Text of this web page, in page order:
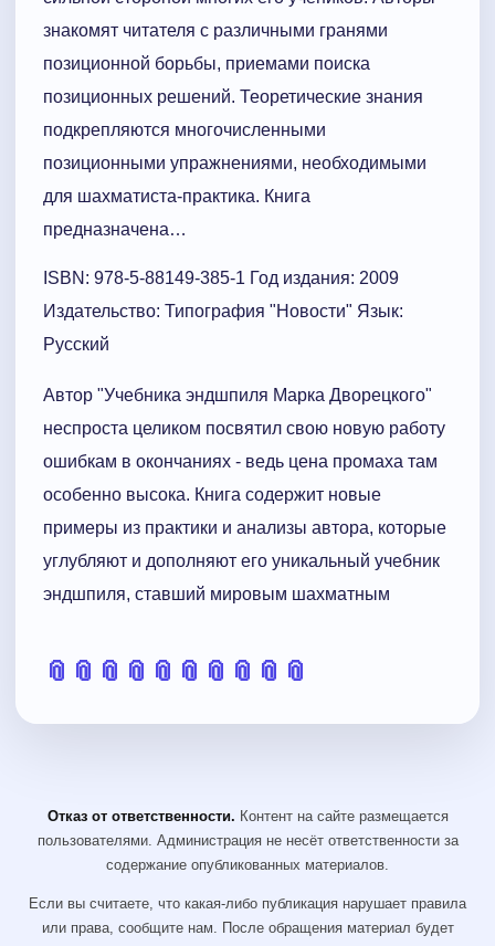
знакомят читателя с различными гранями
позиционной борьбы, приемами поиска
позиционных решений. Теоретические знания
подкрепляются многочисленными
позиционными упражнениями, необходимыми
для шахматиста-практика. Книга
предназначена…
ISBN: 978-5-88149-385-1 Год издания: 2009
Издательство: Типография "Новости" Язык:
Русский
Автор "Учебника эндшпиля Марка Дворецкого"
неспроста целиком посвятил свою новую работу
ошибкам в окончаниях - ведь цена промаха там
особенно высока. Книга содержит новые
примеры из практики и анализы автора, которые
углубляют и дополняют его уникальный учебник
эндшпиля, ставший мировым шахматным
📎 📎 📎 📎 📎 📎 📎 📎 📎 📎
Отказ от ответственности. Контент на сайте размещается
пользователями. Администрация не несёт ответственности за
содержание опубликованных материалов.
Если вы считаете, что какая-либо публикация нарушает правила
или права, сообщите нам. После обращения материал будет